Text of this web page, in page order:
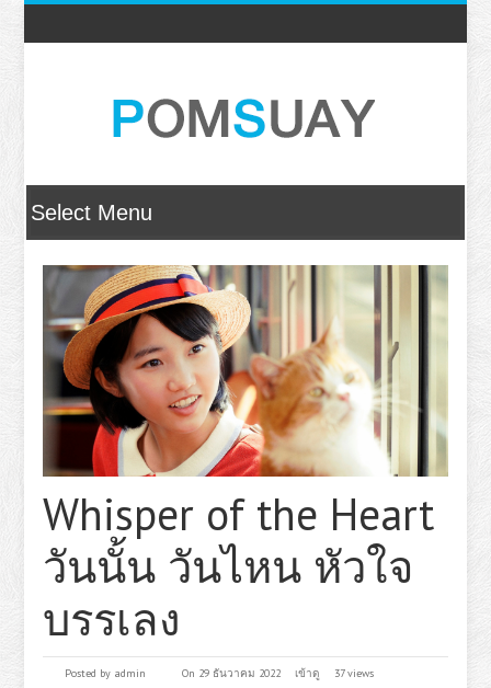
Whisper of the Heart
วันนั้น วันไหน หัวใจ
บรรเลง
Posted by admin On 29 ธันวาคม 2022 เข้าดู
37 views